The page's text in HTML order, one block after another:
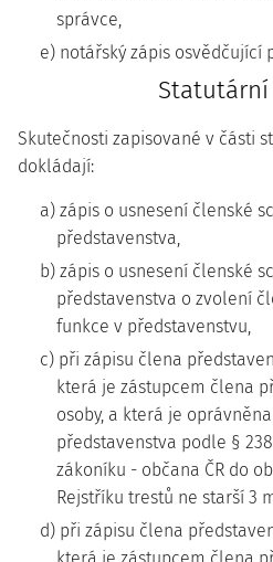
správce,
e) notářský zápis osvědčující
Statutární
Skutečnosti zapisované v části
dokládají:
a) zápis o usnesení členské
představenstva,
b) zápis o usnesení členské
představenstva o zvolení
funkce v představenstvu,
c) při zápisu člena
která je zástupcem člena
osoby, a která je
představenstva podle §
zákoníku - občana ČR do
Rejstříku trestů ne starší 3
d) při zápisu člena